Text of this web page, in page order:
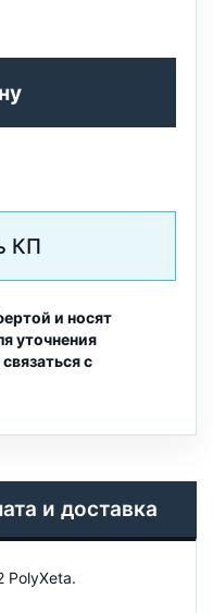
КП
и носят
уточнения
с
и доставка
PolyXeta.